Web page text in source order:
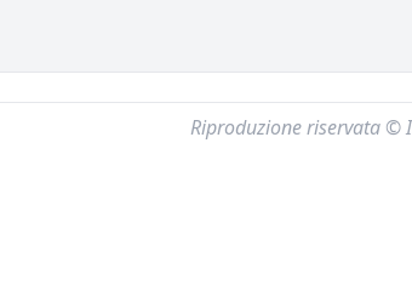
Riproduzione riservata ©